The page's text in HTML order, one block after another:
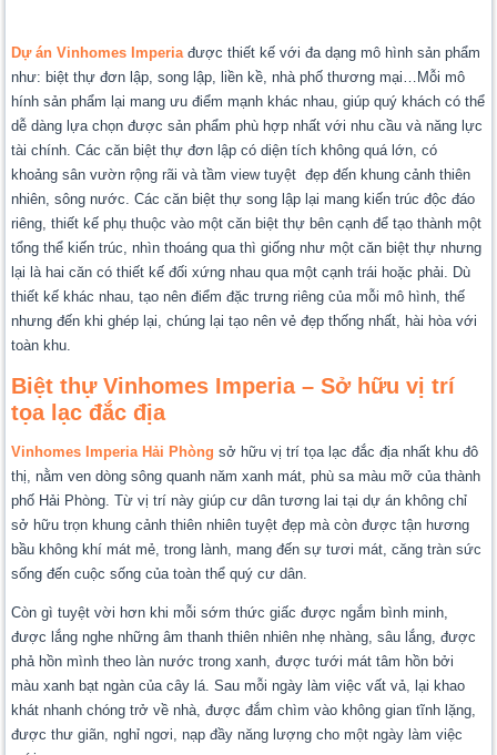
Dự án Vinhomes Imperiađược thiết kế với đa dạng mô hình sản phẩm
như: biệt thự đơn lập, song lập, liền kề, nhà phố thương mại…Mỗi mô
hính sản phẩm lại mang ưu điểm mạnh khác nhau, giúp quý khách có thể
dễ dàng lựa chọn được sản phẩm phù hợp nhất với nhu cầu và năng lực
tài chính. Các căn biệt thự đơn lập có diện tích không quá lớn, có
khoảng sân vườn rộng rãi và tầm view tuyệt đẹp đến khung cảnh thiên
nhiên, sông nước. Các căn biệt thự song lập lại mang kiến trúc độc đáo
riêng, thiết kế phụ thuộc vào một căn biệt thự bên cạnh để tạo thành một
tổng thể kiến trúc, nhìn thoáng qua thì giống như một căn biệt thự nhưng
lại là hai căn có thiết kế đối xứng nhau qua một cạnh trái hoặc phải. Dù
thiết kế khác nhau, tạo nên điểm đặc trưng riêng của mỗi mô hình, thế
nhưng đến khi ghép lại, chúng lại tạo nên vẻ đẹp thống nhất, hài hòa với
toàn khu.
Biệt thự Vinhomes Imperia – Sở hữu vị trí
tọa lạc đắc địa
Vinhomes Imperia Hải Phòng sở hữu vị trí tọa lạc đắc địa nhất khu đô
thị, nằm ven dòng sông quanh năm xanh mát, phù sa màu mỡ của thành
phố Hải Phòng. Từ vị trí này giúp cư dân tương lai tại dự án không chỉ
sở hữu trọn khung cảnh thiên nhiên tuyệt đẹp mà còn được tận hương
bầu không khí mát mẻ, trong lành, mang đến sự tươi mát, căng tràn sức
sống đến cuộc sống của toàn thể quý cư dân.
Còn gì tuyệt vời hơn khi mỗi sớm thức giấc được ngắm bình minh,
được lắng nghe những âm thanh thiên nhiên nhẹ nhàng, sâu lắng, được
phả hồn mình theo làn nước trong xanh, được tưới mát tâm hồn bởi
màu xanh bạt ngàn của cây lá. Sau mỗi ngày làm việc vất vả, lại khao
khát nhanh chóng trở về nhà, được đắm chìm vào không gian tĩnh lặng,
được thư giãn, nghỉ ngơi, nạp đầy năng lượng cho một ngày làm việc